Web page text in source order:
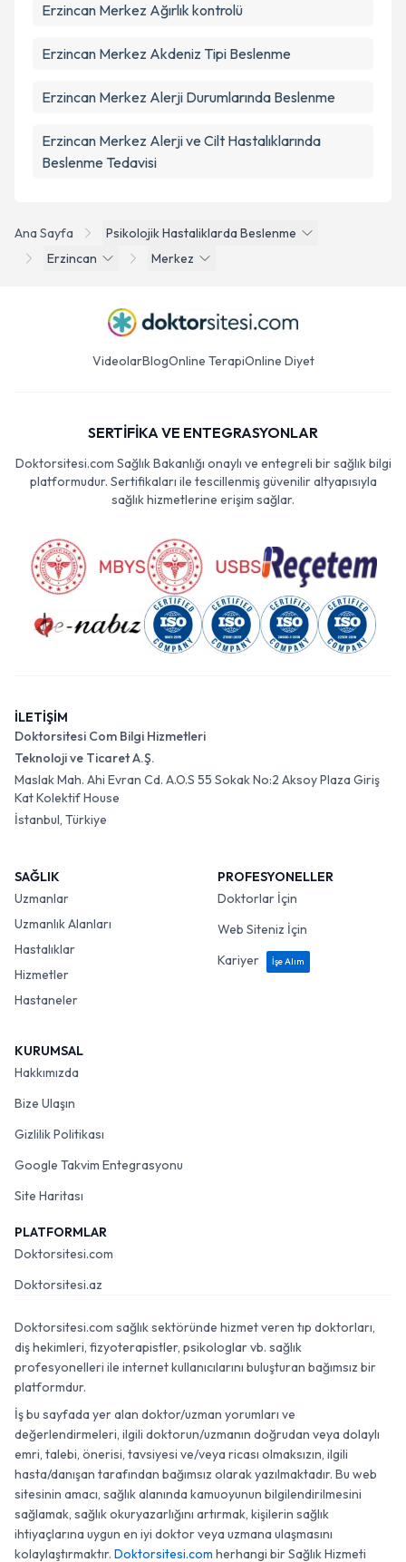
Ana Sayfa
Psikolojik Hastaliklarda Beslenme
Erzincan
Merkez
Erzincan Merkez Ağırlık kontrolü
Erzincan Merkez Akdeniz Tipi Beslenme
Erzincan Merkez Alerji Durumlarında Beslenme
Erzincan Merkez Alerji ve Cilt Hastalıklarında
Beslenme Tedavisi
VideolarBlogOnline TerapiOnline Diyet
SERTİFİKA VE ENTEGRASYONLAR
Doktorsitesi.com Sağlık Bakanlığı onaylı ve entegreli bir sağlık bilgi
platformudur. Sertifikaları ile tescillenmiş güvenilir altyapısıyla
sağlık hizmetlerine erişim sağlar.
İLETİŞİM
Doktorsitesi Com Bilgi Hizmetleri
Teknoloji ve Ticaret A.Ş.
Maslak Mah. Ahi Evran Cd. A.O.S 55 Sokak No:2 Aksoy Plaza Giriş
Kat Kolektif House
İstanbul, Türkiye
SAĞLIK
Uzmanlar
Uzmanlık Alanları
Hastalıklar
Hizmetler
Hastaneler
PROFESYONELLER
Doktorlar İçin
Web Siteniz İçin
Kariyer
İşe Alım
KURUMSAL
Hakkımızda
Bize Ulaşın
Gizlilik Politikası
Google Takvim Entegrasyonu
Site Haritası
PLATFORMLAR
Doktorsitesi.com
Doktorsitesi.az
Doktorsitesi.com sağlık sektöründe hizmet veren tıp doktorları,
diş hekimleri, fizyoterapistler, psikologlar vb. sağlık
profesyonelleri ile internet kullanıcılarını buluşturan bağımsız bir
platformdur.
İş bu sayfada yer alan doktor/uzman yorumları ve
değerlendirmeleri, ilgili doktorun/uzmanın doğrudan veya dolaylı
emri, talebi, önerisi, tavsiyesi ve/veya ricası olmaksızın, ilgili
hasta/danışan tarafından bağımsız olarak yazılmaktadır. Bu web
sitesinin amacı, sağlık alanında kamuoyunun bilgilendirilmesini
sağlamak, sağlık okuryazarlığını artırmak, kişilerin sağlık
ihtiyaçlarına uygun en iyi doktor veya uzmana ulaşmasını
kolaylaştırmaktır. Doktorsitesi.com herhangi bir Sağlık Hizmeti